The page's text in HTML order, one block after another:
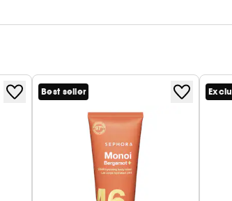
Best seller Exclu